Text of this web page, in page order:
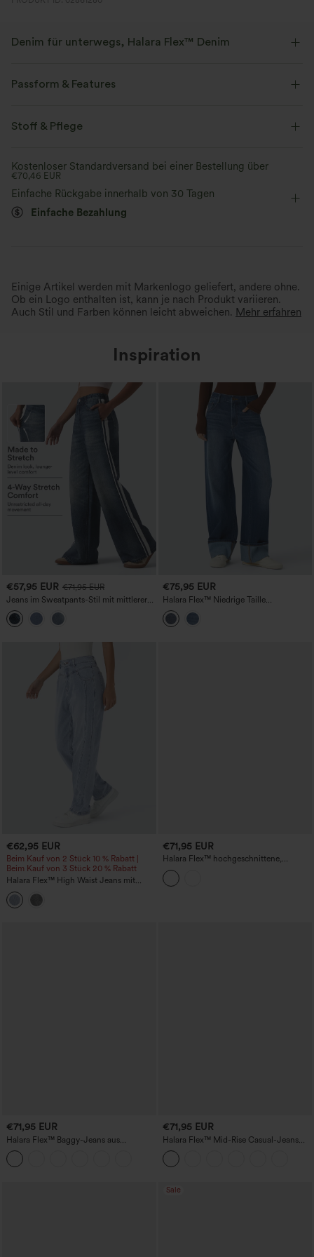
Denim für unterwegs, Halara Flex™ Denim
gibt dir die Dehnbarkeit und Weichheit, die du brauchst, um dich
uneingeschränkt bewegen zu können.
Vier-Wege-Stretch
bequem wie Leggings Leichtgewichtig
Passform & Features
Vier-Wege-Stretch
Stoff & Pflege
Kostenloser Standardversand bei einer Bestellung über
€70,46 EUR
Einfache Rückgabe innerhalb von 30 Tagen
Einfache Bezahlung
Einige Artikel werden mit Markenlogo geliefert, andere ohne.
Ob ein Logo enthalten ist, kann je nach Produkt variieren.
Auch Stil und Farben können leicht abweichen. Mehr erfahren
Inspiration
€57,95 EUR €71,95 EUR
Jeans im Sweatpants-Stil mit mittlerer
Bundhöhe, Denim-Print in French Terry
mit Streifen, lässig, mit Taschen
€75,95 EUR
Halara Flex™ Niedrige Taille
Reißverschluss-Taschen Gewaschene
Lässige Weite Boyfriend Jeans
€62,95 EUR
Beim Kauf von 2 Stück 10 % Rabatt |
Beim Kauf von 3 Stück 20 % Rabatt
Halara Flex™ High Waist Jeans mit
Reißverschlusstaschen, gewaschen,
lässig
€71,95 EUR
Halara Flex™ hochgeschnittene,
bauchformende, lässige Jeans im Used-
Look mit umgeschlagenem Saum,
weitem Bein und Taschen
€71,95 EUR
Halara Flex™ Baggy-Jeans aus
elastischem Strick-Denim und Fleece im
5-Pocket-Style mit hohem Bund und
weitem Bein
€71,95 EUR
Halara Flex™ Mid-Rise Casual-Jeans
mit Taschen und Barrel-Leg
Sale